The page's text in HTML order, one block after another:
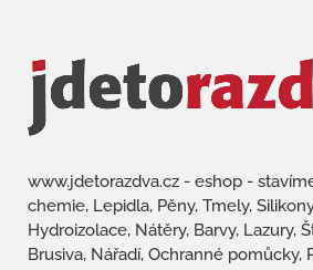
www.jdetorazdva.cz - eshop -
chemie, Lepidla, Pěny, Tmely,
Hydroizolace, Nátěry, Barvy, Lazury,
Brusiva, Nářadí, Ochranné pomůcky,